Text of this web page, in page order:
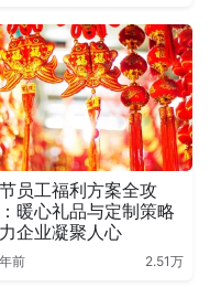
员工福利方案全攻
暖心礼品与定制策略
企业凝聚人心
前 2.51万